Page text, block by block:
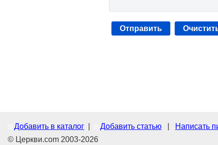
Добавить в каталог Добавить статью
Написать
© Церкви.com 2003-2026